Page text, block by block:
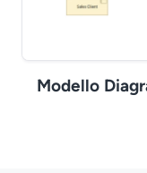
Modello